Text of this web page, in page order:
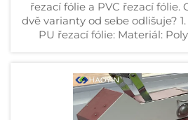
řezací fólie a PVC řezací fólie.
dvě varianty od sebe odlišuje?
PU řezací fólie: Materiál: